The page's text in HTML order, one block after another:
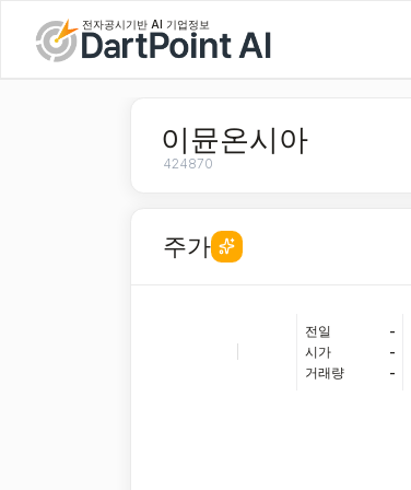
전자공시기반 AI 기업정보
이뮨온시아
424870
주가
전일
-
시가
-
거래량
-